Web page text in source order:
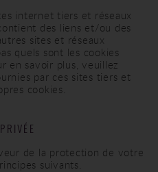
internet tiers et réseaux
des liens et/ou des
sites et réseaux
quels sont les cookies
en savoir plus, veuillez
par ces sites tiers et
cookies.
de la protection de votre
suivants.